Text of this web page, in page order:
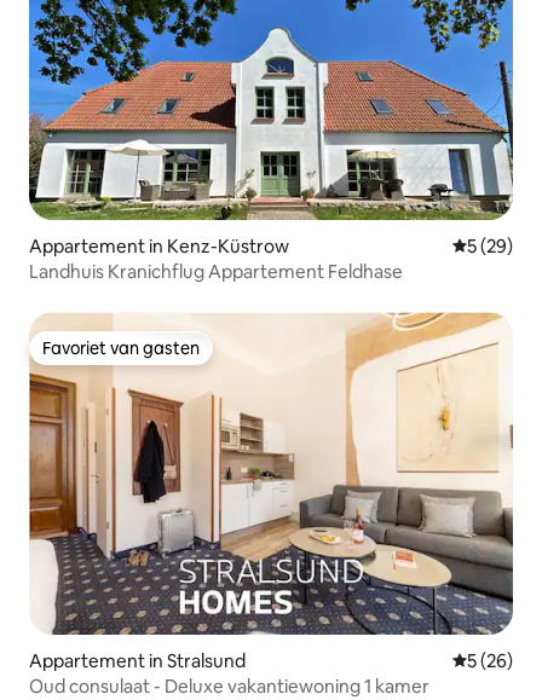
Appartement in Kenz-Küstrow
5 (29)
Landhuis Kranichflug Appartement Feldhase
Favoriet van gasten
Favoriet van gasten
Appartement in Stralsund
5 (26)
Oud consulaat - Deluxe vakantiewoning 1 kamer